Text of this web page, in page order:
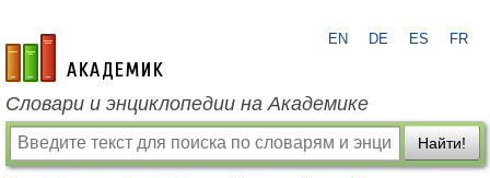
academic.ru
EN DE ES FR
Словари и энциклопедии на Академике
Найти!